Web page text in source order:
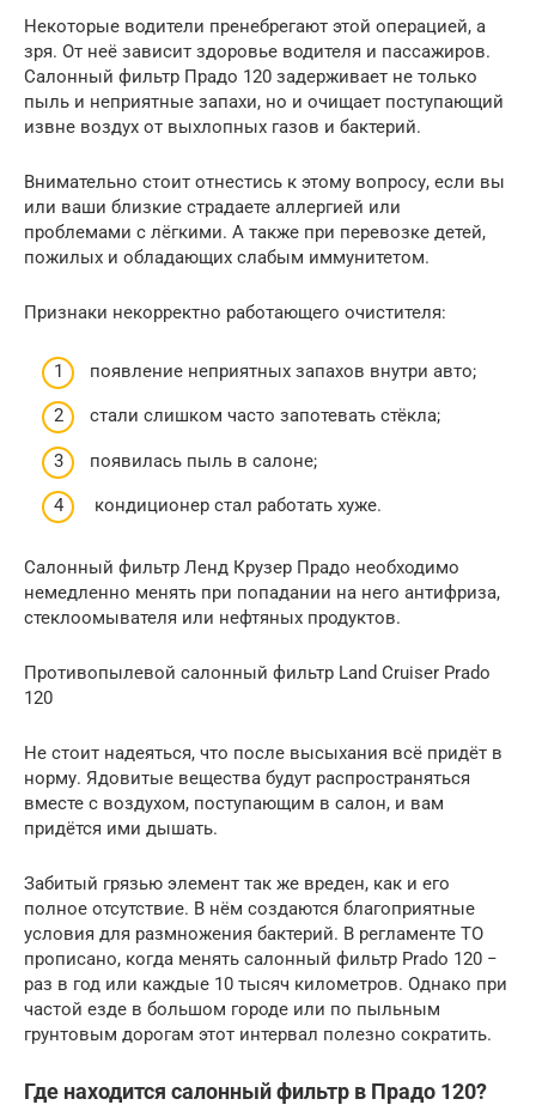
Некоторые водители пренебрегают этой операцией, а
зря. От неё зависит здоровье водителя и пассажиров.
Салонный фильтр Прадо 120 задерживает не только
пыль и неприятные запахи, но и очищает поступающий
извне воздух от выхлопных газов и бактерий.
Внимательно стоит отнестись к этому вопросу, если вы
или ваши близкие страдаете аллергией или
проблемами с лёгкими. А также при перевозке детей,
пожилых и обладающих слабым иммунитетом.
Признаки некорректно работающего очистителя:
появление неприятных запахов внутри авто;
стали слишком часто запотевать стёкла;
появилась пыль в салоне;
кондиционер стал работать хуже.
Салонный фильтр Ленд Крузер Прадо необходимо
немедленно менять при попадании на него антифриза,
стеклоомывателя или нефтяных продуктов.
Противопылевой салонный фильтр Land Cruiser Prado
120
Не стоит надеяться, что после высыхания всё придёт в
норму. Ядовитые вещества будут распространяться
вместе с воздухом, поступающим в салон, и вам
придётся ими дышать.
Забитый грязью элемент так же вреден, как и его
полное отсутствие. В нём создаются благоприятные
условия для размножения бактерий. В регламенте ТО
прописано, когда менять салонный фильтр Prado 120 −
раз в год или каждые 10 тысяч километров. Однако при
частой езде в большом городе или по пыльным
грунтовым дорогам этот интервал полезно сократить.
Где находится салонный фильтр в Прадо 120?